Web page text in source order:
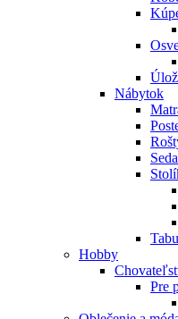
Nábytok
Hobby
Pre